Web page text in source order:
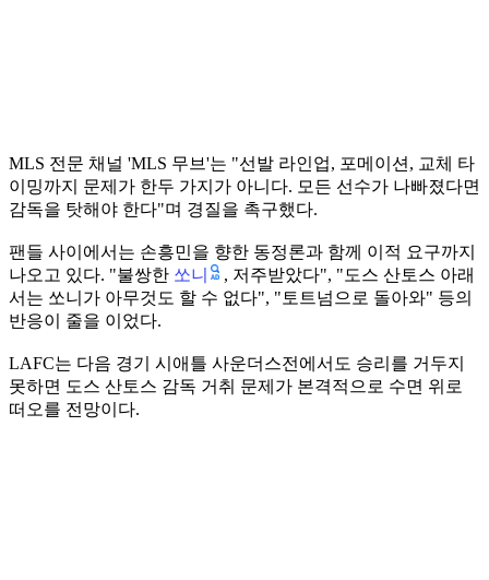
MLS 전문 채널 'MLS 무브'는 "선발 라인업, 포메이션, 교체 타
이밍까지 문제가 한두 가지가 아니다. 모든 선수가 나빠졌다면
감독을 탓해야 한다"며 경질을 촉구했다.
팬들 사이에서는 손흥민을 향한 동정론과 함께 이적 요구까지
나오고 있다. "불쌍한 쏘니
, 저주받았다", "도스 산토스 아래
서는 쏘니가 아무것도 할 수 없다", "토트넘으로 돌아와" 등의
반응이 줄을 이었다.
LAFC는 다음 경기 시애틀 사운더스전에서도 승리를 거두지
못하면 도스 산토스 감독 거취 문제가 본격적으로 수면 위로
떠오를 전망이다.